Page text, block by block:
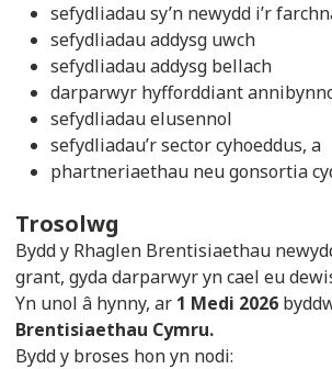
sefydliadau sy’n newydd i’r
sefydliadau addysg uwch
sefydliadau addysg bellach
darparwyr hyfforddiant
sefydliadau elusennol
sefydliadau’r sector cyhoeddus, a
phartneriaethau neu gonsortia
Trosolwg
Bydd y Rhaglen Brentisiaethau
grant, gyda darparwyr yn cael eu
Yn unol â hynny, ar 1 Medi 2026
Brentisiaethau Cymru.
Bydd y broses hon yn nodi: